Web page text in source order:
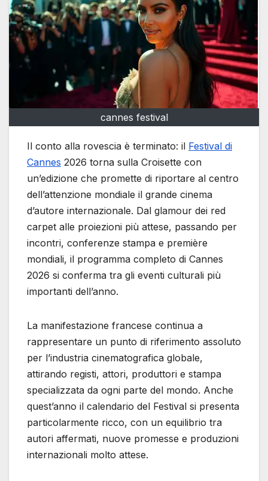
cannes festival
Il conto alla rovescia è terminato: il Festival di
Cannes 2026 torna sulla Croisette con
un’edizione che promette di riportare al centro
dell’attenzione mondiale il grande cinema
d’autore internazionale. Dal glamour dei red
carpet alle proiezioni più attese, passando per
incontri, conferenze stampa e première
mondiali, il programma completo di Cannes
2026 si conferma tra gli eventi culturali più
importanti dell’anno.
La manifestazione francese continua a
rappresentare un punto di riferimento assoluto
per l’industria cinematografica globale,
attirando registi, attori, produttori e stampa
specializzata da ogni parte del mondo. Anche
quest’anno il calendario del Festival si presenta
particolarmente ricco, con un equilibrio tra
autori affermati, nuove promesse e produzioni
internazionali molto attese.